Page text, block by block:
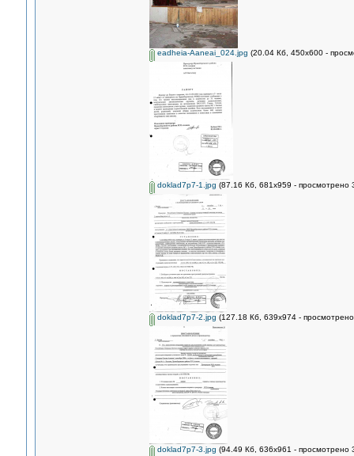
eadheia-Aaneai_024.jpg (20.04 Кб, 450x600 -
doklad7p7-1.jpg (87.16 Кб, 681x959 - просмотрено
doklad7p7-2.jpg (127.18 Кб, 639x974 -
doklad7p7-3.jpg (94.49 Кб, 636x961 - просмотрено